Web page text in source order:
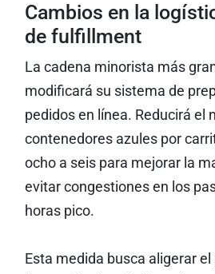
Cambios en la
de fulfillment
La cadena minorista más
modificará su sistema de
pedidos en línea. Reducirá el
contenedores azules por
ocho a seis para mejorar la
evitar congestiones en los
horas pico.
Esta medida busca aligerar